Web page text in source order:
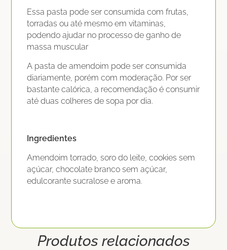
Essa pasta pode ser consumida com frutas,
torradas ou até mesmo em vitaminas,
podendo ajudar no processo de ganho de
massa muscular
A pasta de amendoim pode ser consumida
diariamente, porém com moderação. Por ser
bastante calórica, a recomendação é consumir
até duas colheres de sopa por dia.
Ingredientes
Amendoim torrado, soro do leite, cookies sem
açúcar, chocolate branco sem açúcar,
edulcorante sucralose e aroma.
Produtos relacionados